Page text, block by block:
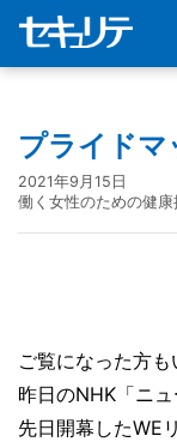
プライドマ
2021年9月15日
働く女性のための健
ご覧になった方も
昨日のNHK「ニュ
先日開幕したWE